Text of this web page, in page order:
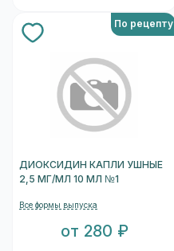
По рецепту
ДИОКСИДИН КАПЛИ УШНЫЕ
2,5 МГ/МЛ 10 МЛ №1
Все формы выпуска
от 280 ₽